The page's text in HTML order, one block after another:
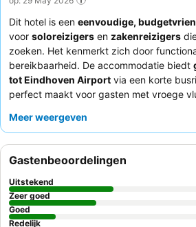
Dit hotel is een eenvoudige,
voor soloreizigers en zakenreizigers
zoeken. Het kenmerkt zich door
bereikbaarheid. De accommodatie biedt
tot Eindhoven Airport via een korte
perfect maakt voor gasten met vroege
gemoedsrust biedt voor gasten die met
meegaande personeel
ontbijtbuffet. Voor een rustigere
beste een kamer aan de tuinzijde
Meer weergeven
Gastenbeoordelingen
Uitstekend
Zeer goed
Goed
Redelijk